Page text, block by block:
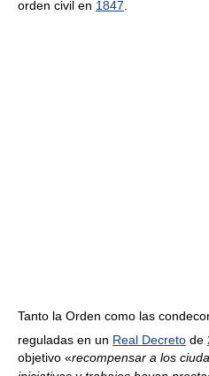
orden civil en 1847
Tanto la Orden como las
reguladas en un Real Decreto de
objetivo «recompensar a los